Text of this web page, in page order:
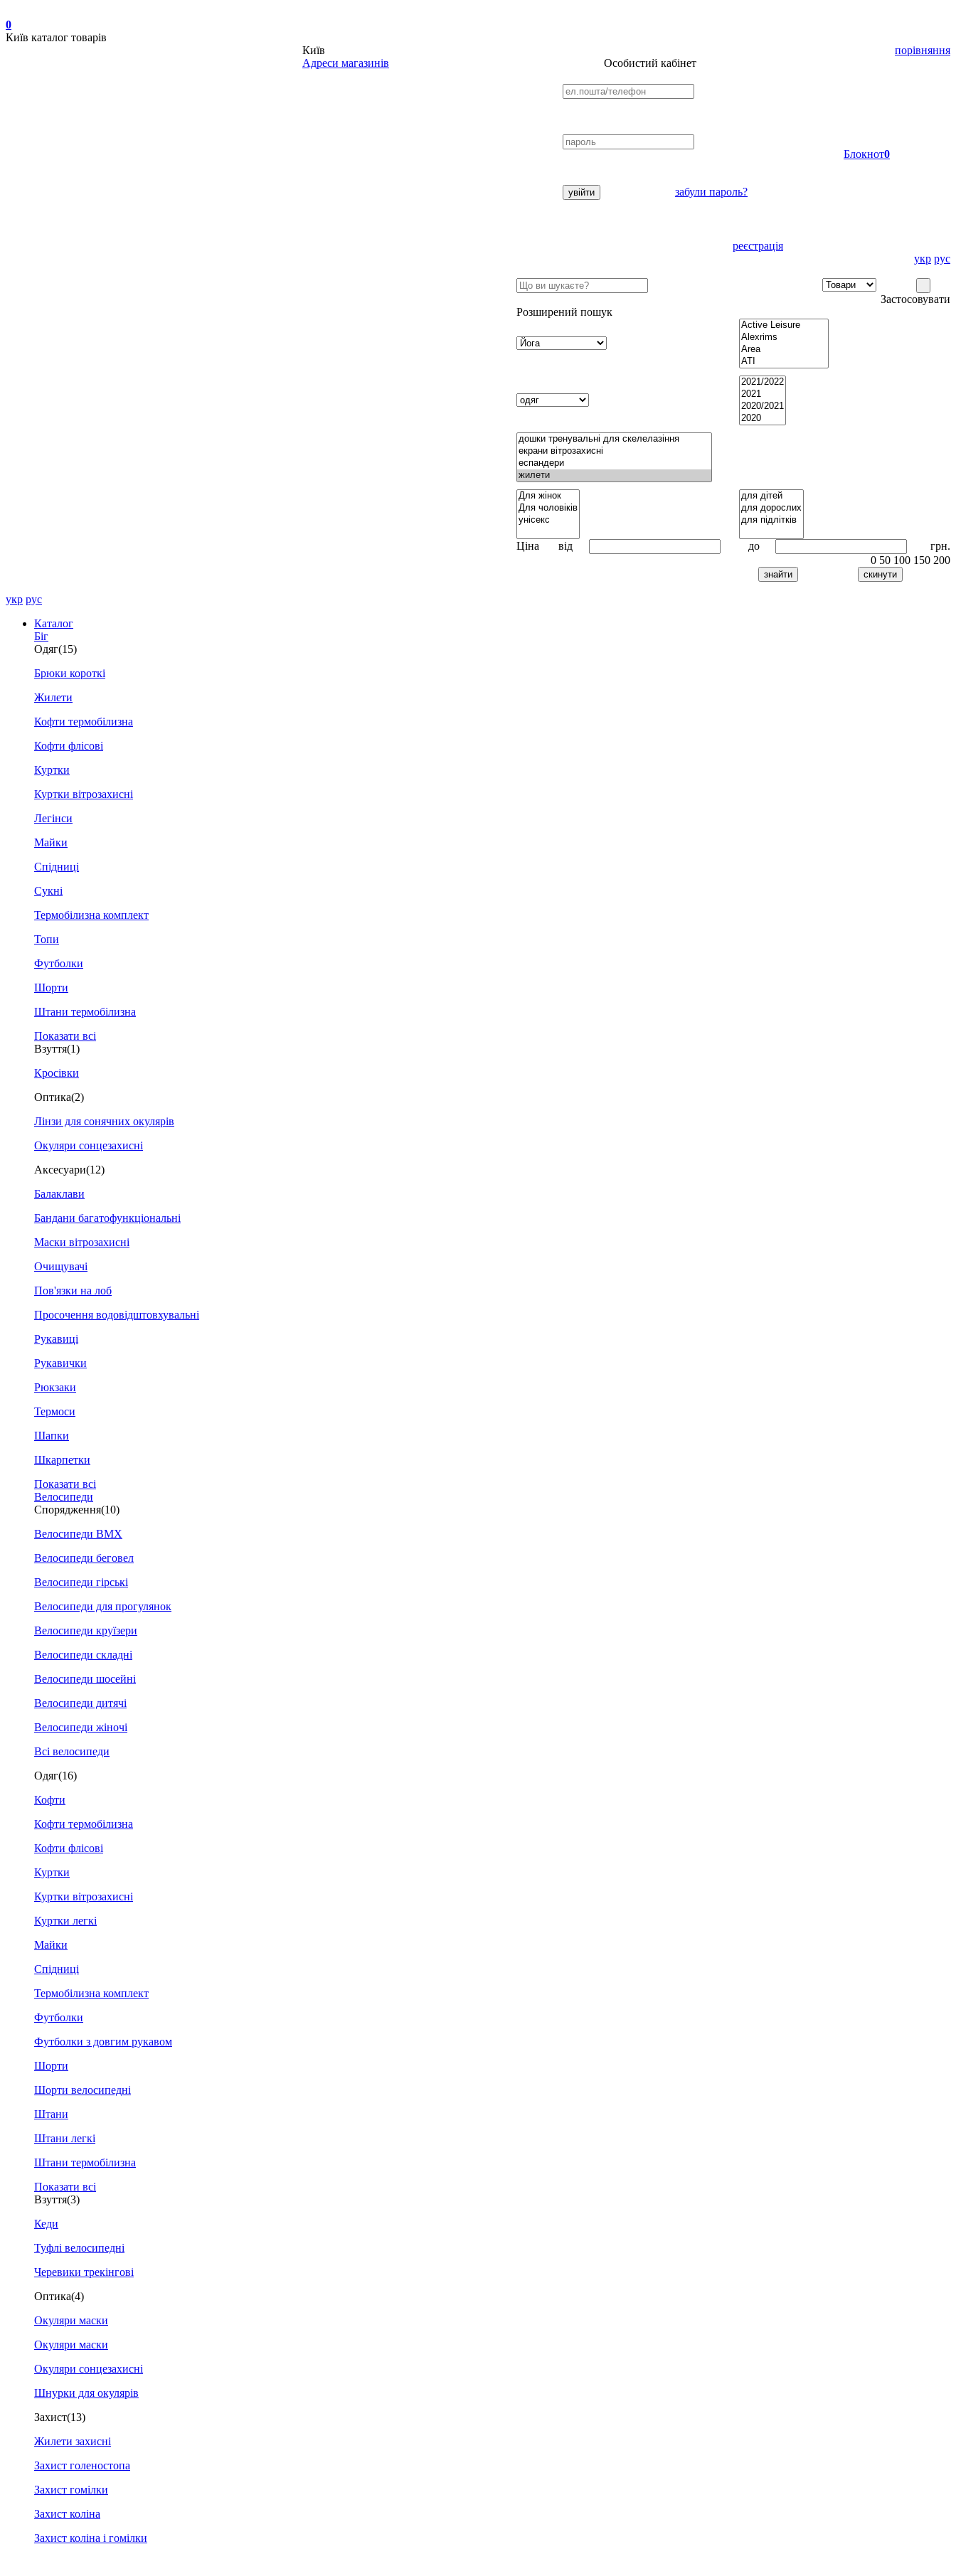
0
Київ каталог товарів
Київ
Адреси магазинів
порівняння
Особистий кабінет
забули пароль?
реєстрація
Блокнот0
укр рус
Застосовувати
Розширений пошук
Ціна від до
грн.
0 50 100 150 200
укр рус
Каталог
Біг
Одяг(15)
Брюки короткі
Жилети
Кофти термобілизна
Кофти флісові
Куртки
Куртки вітрозахисні
Легінси
Майки
Спідниці
Сукні
Термобілизна комплект
Топи
Футболки
Шорти
Штани термобілизна
Показати всі
Взуття(1)
Кросівки
Оптика(2)
Лінзи для сонячних окулярів
Окуляри сонцезахисні
Аксесуари(12)
Балаклави
Бандани багатофункціональні
Маски вітрозахисні
Очищувачі
Пов'язки на лоб
Просочення водовідштовхувальні
Рукавиці
Рукавички
Рюкзаки
Термоси
Шапки
Шкарпетки
Показати всі
Велосипеди
Спорядження(10)
Велосипеди BMX
Велосипеди беговел
Велосипеди гірські
Велосипеди для прогулянок
Велосипеди круїзери
Велосипеди складні
Велосипеди шосейні
Велосипеди дитячі
Велосипеди жіночі
Всі велосипеди
Одяг(16)
Кофти
Кофти термобілизна
Кофти флісові
Куртки
Куртки вітрозахисні
Куртки легкі
Майки
Спідниці
Термобілизна комплект
Футболки
Футболки з довгим рукавом
Шорти
Шорти велосипедні
Штани
Штани легкі
Штани термобілизна
Показати всі
Взуття(3)
Кеди
Туфлі велосипедні
Черевики трекінгові
Оптика(4)
Окуляри маски
Окуляри маски
Окуляри сонцезахисні
Шнурки для окулярів
Захист(13)
Жилети захисні
Захист голеностопа
Захист гомілки
Захист коліна
Захист коліна і гомілки